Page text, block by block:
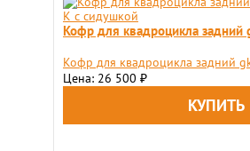
Кофр для квадроцикла задний
Кофр для квадроцикла задний
Цена: 26 500 ₽